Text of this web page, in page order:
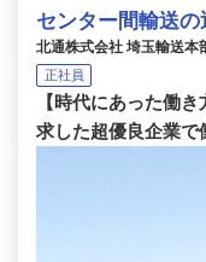
センター間輸送
北通株式会社 埼玉輸送本
正社員
【時代にあった働
求した超優良企業で